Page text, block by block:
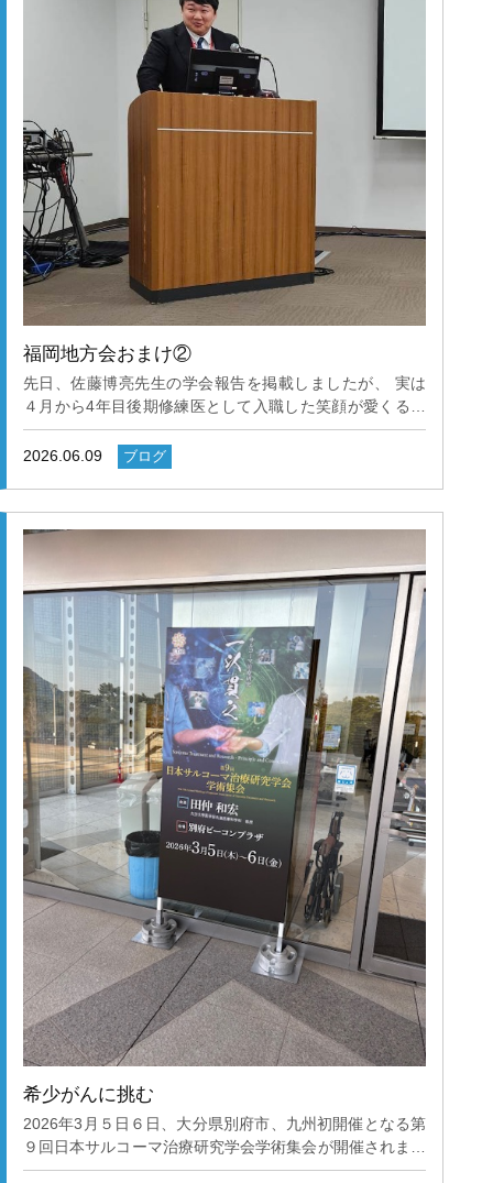
行った記憶が鮮明に残っております。今回の開催地は私の
生まれ故郷の神戸であり、主幹の神戸大学の友人や研修医
時代にお世話になった先輩と久しぶりに会うことができ充
実した学会となりました。 今回、私は留学中に研究した
内容を発表しました。「膀胱癌におけるAR/ERβはHMG-
CoA Reductaseを上昇させシスプラチン耐性を誘導する」
というタイトルで、膀胱癌に対するシスプラチン耐性機序
を研究した結果をポスター報告しました。2年前の留学時
代に研究した内容であり、しばらく時間が経ってしまいま
したが、発表することができてよかったです。内容として
は、スタチンが抗癌作用や発癌防止作用があると言われて
いることに注目し、留学先であった宮本ラボのテーマであ
る核内受容体との関わりを解析した結果、シスプラチン耐
性の改善にも繋がりそうだというのが大筋になります。た
だ自分が注目していたスタチンでは、今のところなかなか
良い結果が出せずにいたので他の方法を探っている所で
す。大学院の時に嫌というほど失敗データと向き合いその
耐性は幾分ついたと思うので、めげずにやり遂げられたら
るまでたくさんの実験を行いました。他大学の発表に目を
のモチベーションにもなりました。 学会後には、神戸の
ました。相変わらず多くの人で賑わっておりました。以前
より規模は縮小し、少し寂しい気持ちにもなりましたが、
幼少期からしばしば参加していたイベントだったので、故
郷を懐かしむことができて良かったです。』 産業医科大
学泌尿器科では、 大学院進学や留学に興味をもっている
方も随時募集中です。
福岡地方会おまけ②
先日、佐藤博亮先生の学会報告を掲載しましたが、 実は
４月から4年目後期修練医として入職した笑顔が愛くるし
い張大暁先生、 当時泌尿器科１年目だったのですが、す
でに学会デビューを飾っていました♪ 今回の地方会と１１
2026.06.09 ブログ
希少がんに挑む
2026年3月５日６日、大分県別府市、九州初開催となる第
９回日本サルコーマ治療研究学会学術集会が開催されまし
た。。 肉腫領域はいわゆる希少がんのカテゴリーで全身